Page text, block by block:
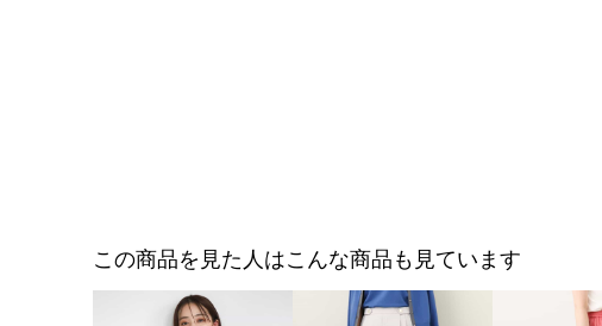
この商品を見た人はこんな商品も見ています